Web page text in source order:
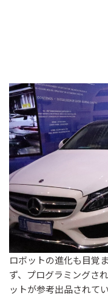
ロボットの進化も目覚
ず、プログラミングさ
ットが参考出品されてい